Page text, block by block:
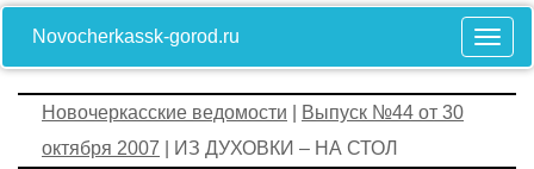
Novocherkassk-gorod.ru
Новочеркасские ведомости
Выпуск №44 от 30
октября 2007 | ИЗ ДУХОВКИ – НА СТОЛ